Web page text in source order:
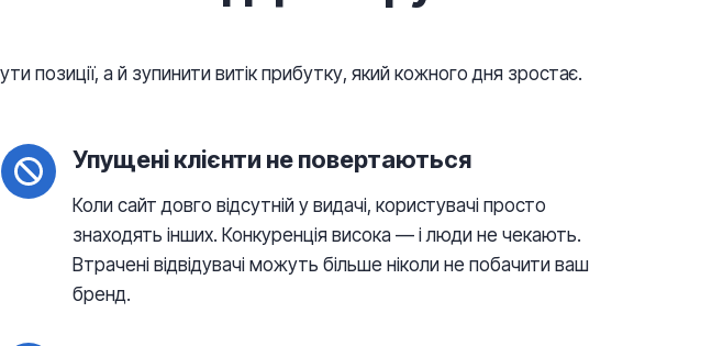
позиції, а й зупинити витік прибутку, який кожного дня зростає.
Упущені клієнти не повертаються
Коли сайт довго відсутній у видачі, користувачі просто
знаходять інших. Конкуренція висока — і люди не чекають.
Втрачені відвідувачі можуть більше ніколи не побачити ваш
бренд.